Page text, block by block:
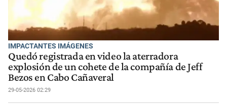
IMPACTANTES IMÁGENES
Quedó registrada en video la aterradora
explosión de un cohete de la compañía de Jeff
Bezos en Cabo Cañaveral
29-05-2026 02:29